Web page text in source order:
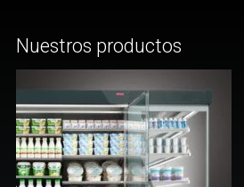
Nuestros productos